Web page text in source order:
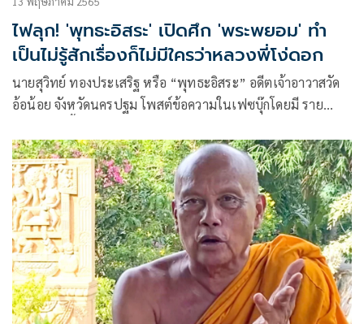
ไฟลุก! 'พุทธะอิสระ' เปิดศึก 'พระพยอม' ทำ
เป็นไม่รู้สักเรื่องก็ไม่มีใครว่าหลวงพี่โง่ดอก
นายสุวิทย์ ทองประเสริฐ หรือ “พุทธะอิสระ” อดีตเจ้าอาวาสวัด
อ้อน้อย จังหวัดนครปฐม โพสต์ข้อความในเฟซบุ๊กโดยมี ราย